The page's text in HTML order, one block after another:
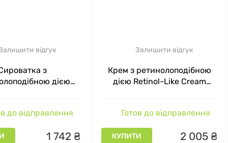
візажистів і звичайних споживачів, які
відгук
з
дією
до відправлення
1 742 ₴
Залишити відгук
Крем з ретинолоподібною
дією Retinol-Like Cream
Готов до відправлення
КУПИТИ 2 005 ₴